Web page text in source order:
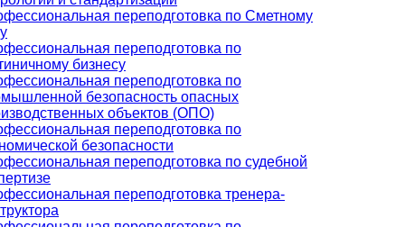
переподготовка по Сметному
переподготовка по
бизнесу
переподготовка по
безопасность опасных
объектов (ОПО)
переподготовка по
безопасности
переподготовка по судебной
переподготовка тренера-